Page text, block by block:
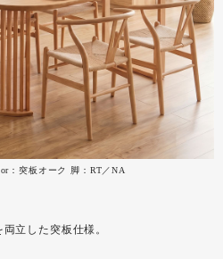
：突板オーク 脚：RT／NA
立した突板仕様。